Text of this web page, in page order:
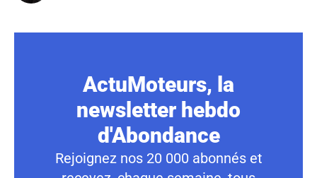
ActuMoteurs, la
newsletter hebdo
d'Abondance
Rejoignez nos 20 000 abonnés et